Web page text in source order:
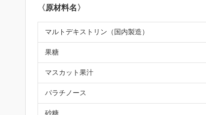
〈原材料名〉
マルトデキストリン（国内製造）
果糖
マスカット果汁
パラチノース
砂糖